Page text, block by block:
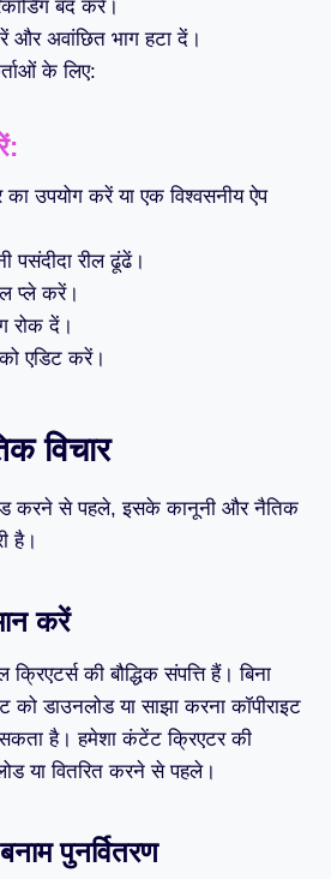
बंद करें।
और अवांछित भाग हटा दें।
के लिए:
का उपयोग करें या एक विश्वसनीय ऐप
पसंदीदा रील ढूंढें।
प्ले करें।
रोक दें।
एडिट करें।
विचार
करने से पहले, इसके कानूनी और नैतिक
है।
करें
की बौद्धिक संपत्ति हैं। बिना
डाउनलोड या साझा करना कॉपीराइट
है। हमेशा कंटेंट क्रिएटर की
या वितरित करने से पहले।
पुनर्वितरण